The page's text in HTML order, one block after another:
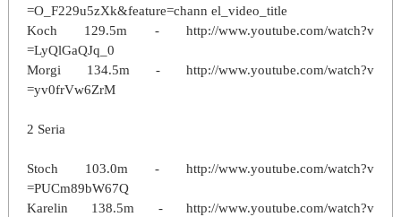
=O_F229u5zXk&feature=chann el_video_title
Koch 129.5m - http://www.youtube.com/watch?v
=LyQlGaQJq_0
Morgi 134.5m - http://www.youtube.com/watch?v
=yv0frVw6ZrM
2 Seria
Stoch 103.0m - http://www.youtube.com/watch?v
=PUCm89bW67Q
Karelin 138.5m - http://www.youtube.com/watch?v